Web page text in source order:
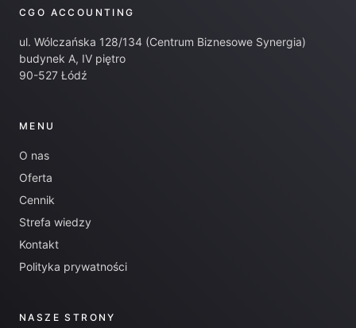
CGO ACCOUNTING
ul. Wólczańska 128/134 (Centrum Biznesowe Synergia)
budynek A, IV piętro
90-527 Łódź
MENU
O nas
Oferta
Cennik
Strefa wiedzy
Kontakt
Polityka prywatności
NASZE STRONY